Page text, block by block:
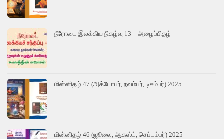
நீரோடை இலக்கிய நிகழ்வு 13 – அழைப்பிதழ்
மின்னிதழ் 47 (அக்டோபர், நவம்பர், டிசம்பர்) 2025
மின்னிதழ் 46 (ஜூலை, ஆகஸ்ட், செப்டம்பர்) 2025